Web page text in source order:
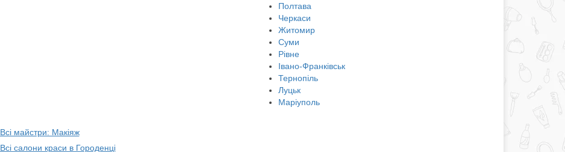
Полтава
Черкаси
Житомир
Суми
Рівне
Івано-Франківськ
Тернопіль
Луцьк
Маріуполь
Всі майстри: Макіяж
Всі салони краси в Городенці